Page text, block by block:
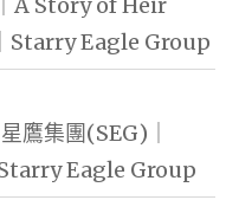
Eagle Group
鷹集團(SEG)｜
Eagle Group